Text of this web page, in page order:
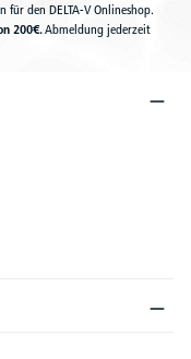
den DELTA-V Onlineshop.
200€.Abmeldung jederzeit